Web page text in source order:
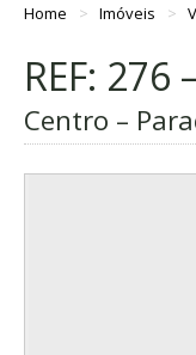
Home Imóveis
REF:
Centro –